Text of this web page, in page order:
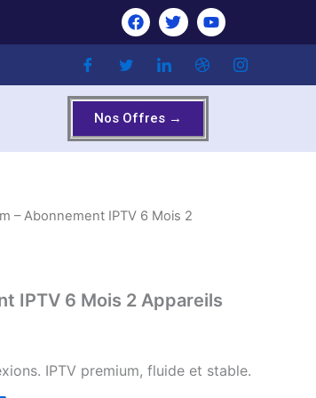
F
a
c
o
o
k
T
w
i
e
Y
o
u
Nos Offres →
– Abonnement IPTV 6 Mois 2
IPTV 6 Mois 2 Appareils
IPTV premium, fluide et stable.